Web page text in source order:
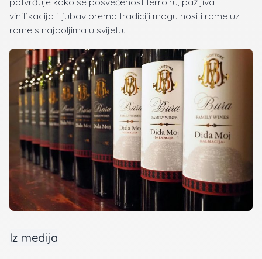
vinifikacija i ljubav prema tradiciji mogu nositi rame uz
rame s najboljima u svijetu.
Iz medija